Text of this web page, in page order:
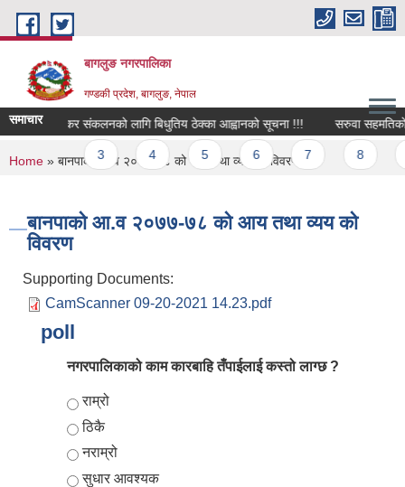
Skip to main content
बागलुङ नगरपालिका
गण्डकी प्रदेश, बागलुङ, नेपाल
समाचार
कार्यको कर संकलनको लागि बिधुतिय ठेक्का आह्वानको सूचना !!! सरुवा सहमतिको
3 5 6 7
You are here
Home » बानपाको आ.व २०७७-७८ को आय तथा व्यय को विवरण
बानपाको आ.व २०७७-७८ को आय तथा व्यय को
विवरण
Supporting Documents:
CamScanner 09-20-2021 14.23.pdf
poll
नगरपालिकाको काम कारबाहि तँपाईलाई कस्तो लाग्छ ?
Choices
राम्रो
ठिकै
नराम्रो
सुधार आवश्यक